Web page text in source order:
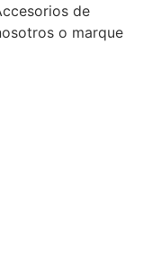
de
o marque